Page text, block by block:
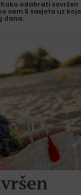
Kako odabrati savršen
vam 5 savjeta uz koje
dana.